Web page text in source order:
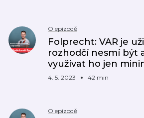
O epizodě
Folprecht: VAR je
rozhodčí nesmí být
využívat ho jen
4. 5. 2023 42 min
O epizodě